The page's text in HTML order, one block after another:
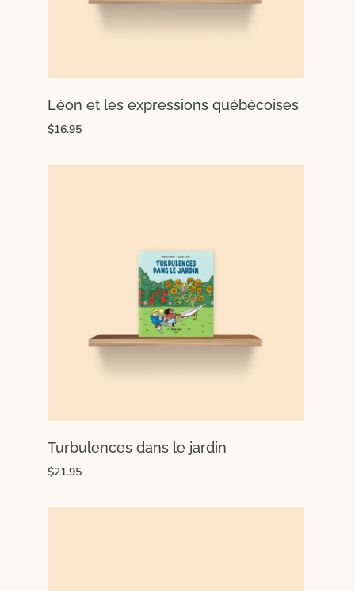
Léon et les expressions québécoises
$16.95
Turbulences dans le jardin
$21.95